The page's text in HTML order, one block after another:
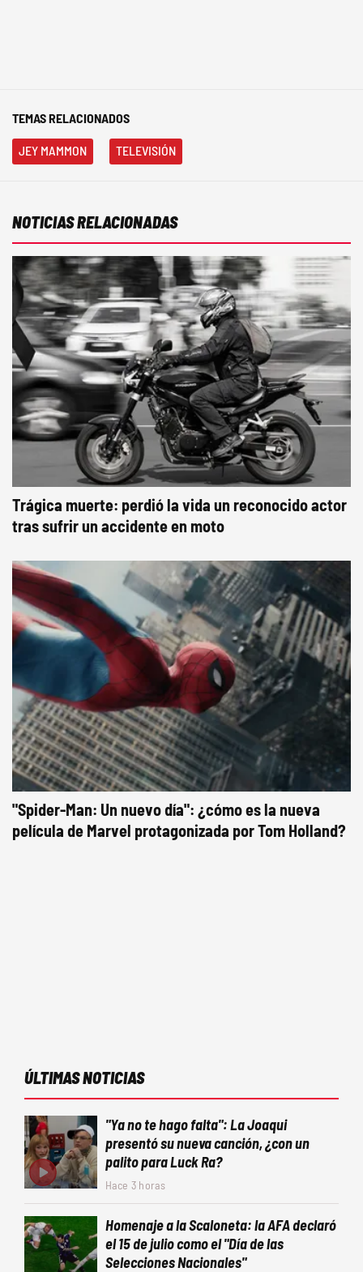
TEMAS RELACIONADOS
JEY MAMMON TELEVISIÓN
NOTICIAS RELACIONADAS
Trágica muerte: perdió la vida un reconocido actor
tras sufrir un accidente en moto
"Spider-Man: Un nuevo día": ¿cómo es la nueva
película de Marvel protagonizada por Tom Holland?
ÚLTIMAS NOTICIAS
"Ya no te hago falta": La Joaqui
presentó su nueva canción, ¿con un
palito para Luck Ra?
Hace 3 horas
Homenaje a la Scaloneta: la AFA declaró
el 15 de julio como el "Día de las
Selecciones Nacionales"